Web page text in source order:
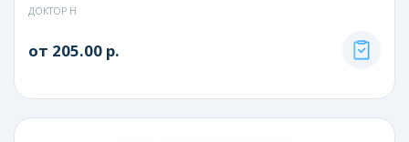
ДОКТОР Н
от 205.00 р.